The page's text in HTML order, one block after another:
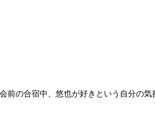
前の合宿中、悠也が好きという自分の